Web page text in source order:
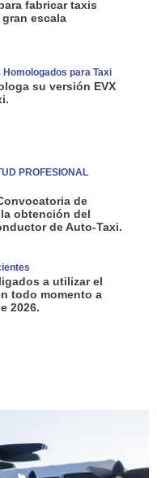
fabricar taxis
escala
Homologados para Taxi
su versión EVX
PROFESIONAL
de
obtención del
de Auto-Taxi.
a utilizar el
todo momento a
2026.